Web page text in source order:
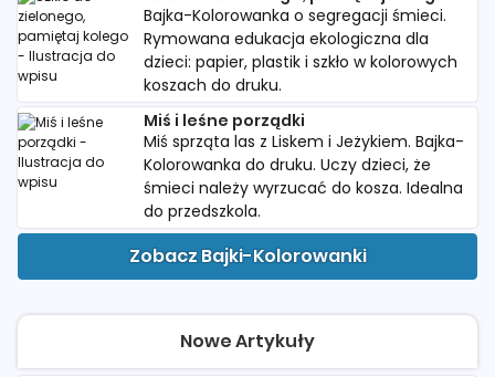
Bajka-Kolorowanka o segregacji śmieci.
Rymowana edukacja ekologiczna dla
dzieci: papier, plastik i szkło w kolorowych
koszach do druku.
Miś i leśne porządki
Miś sprząta las z Liskem i Jeżykiem. Bajka-
Kolorowanka do druku. Uczy dzieci, że
śmieci należy wyrzucać do kosza. Idealna
do przedszkola.
Zobacz Bajki-Kolorowanki
Nowe Artykuły